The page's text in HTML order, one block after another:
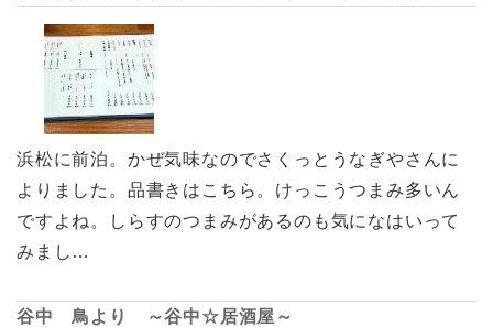
浜松に前泊。かぜ気味なのでさくっとうなぎやさんに
よりました。品書きはこちら。けっこうつまみ多いん
ですよね。しらすのつまみがあるのも気になはいって
みまし…
谷中 鳥より ～谷中☆居酒屋～